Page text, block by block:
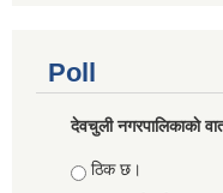
Poll
देवचुली नगरपालिकाकाे
Choices
ठिक छ।